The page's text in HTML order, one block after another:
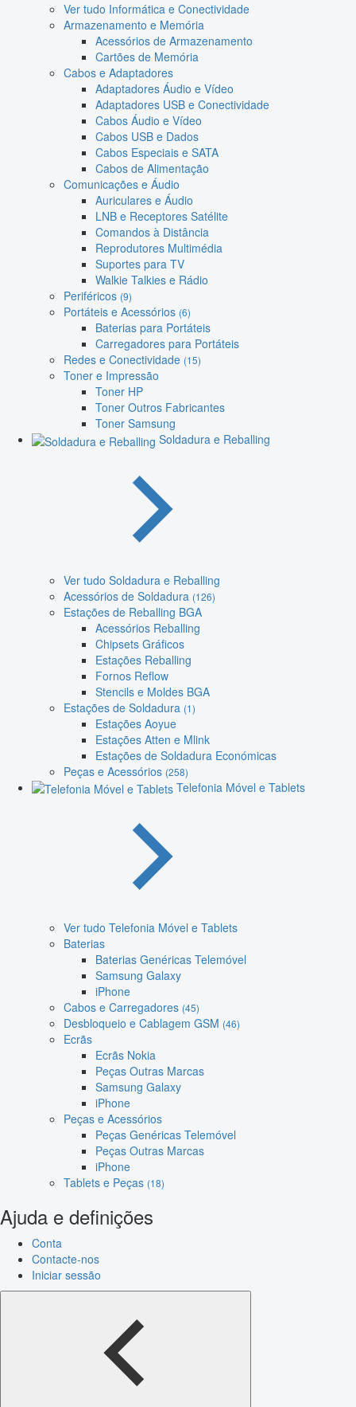
Ver tudo Informática e Conectividade
Armazenamento e Memória
Acessórios de Armazenamento
Cartões de Memória
Cabos e Adaptadores
Adaptadores Áudio e Vídeo
Adaptadores USB e Conectividade
Cabos Áudio e Vídeo
Cabos USB e Dados
Cabos Especiais e SATA
Cabos de Alimentação
Comunicações e Áudio
Auriculares e Áudio
LNB e Receptores Satélite
Comandos à Distância
Reprodutores Multimédia
Suportes para TV
Walkie Talkies e Rádio
Periféricos (9)
Portáteis e Acessórios (6)
Baterias para Portáteis
Carregadores para Portáteis
Redes e Conectividade (15)
Toner e Impressão
Toner HP
Toner Outros Fabricantes
Toner Samsung
Soldadura e Reballing
Ver tudo Soldadura e Reballing
Acessórios de Soldadura (126)
Estações de Reballing BGA
Acessórios Reballing
Chipsets Gráficos
Estações Reballing
Fornos Reflow
Stencils e Moldes BGA
Estações de Soldadura (1)
Estações Aoyue
Estações Atten e Mlink
Estações de Soldadura Económicas
Peças e Acessórios (258)
Telefonia Móvel e Tablets
Ver tudo Telefonia Móvel e Tablets
Baterias
Baterias Genéricas Telemóvel
Samsung Galaxy
iPhone
Cabos e Carregadores (45)
Desbloqueio e Cablagem GSM (46)
Ecrãs
Ecrãs Nokia
Peças Outras Marcas
Samsung Galaxy
iPhone
Peças e Acessórios
Peças Genéricas Telemóvel
Peças Outras Marcas
iPhone
Tablets e Peças (18)
Ajuda e definições
Conta
Contacte-nos
Iniciar sessão